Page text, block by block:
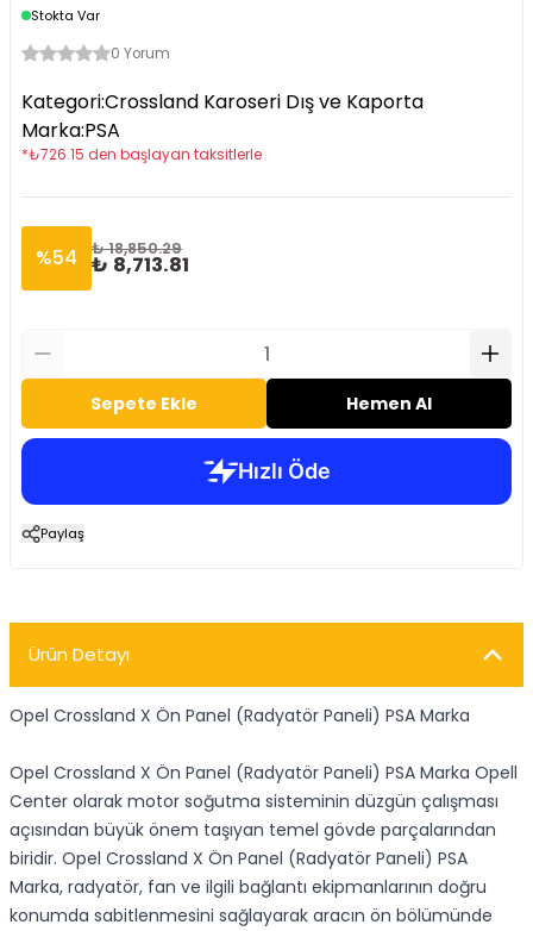
Stokta Var
0 Yorum
Kategori:Crossland Karoseri Dış ve Kaporta
Marka:PSA
*₺726.15 den başlayan taksitlerle
%54 ₺ 18,850.29
₺ 8,713.81
Sepete Ekle Hemen Al
Paylaş
Ürün Detayı
Opel Crossland X Ön Panel (Radyatör Paneli) PSA Marka
Opel Crossland X Ön Panel (Radyatör Paneli) PSA Marka Opell
Center olarak motor soğutma sisteminin düzgün çalışması
açısından büyük önem taşıyan temel gövde parçalarından
biridir. Opel Crossland X Ön Panel (Radyatör Paneli) PSA
Marka, radyatör, fan ve ilgili bağlantı ekipmanlarının doğru
konumda sabitlenmesini sağlayarak aracın ön bölümünde